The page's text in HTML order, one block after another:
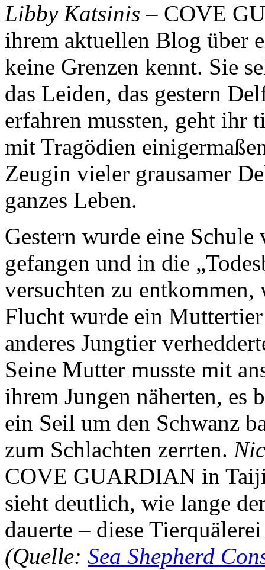
Libby Katsinis – COVE
ihrem aktuellen Blog über
keine Grenzen kennt. Sie
das Leiden, das gestern
erfahren mussten, geht ihr
mit Tragödien
Zeugin vieler grausamer
ganzes Leben.
Gestern wurde eine
gefangen und in die
versuchten zu
Flucht wurde ein
anderes Jungtier
Seine Mutter musste mit
ihrem Jungen näherten, es
ein Seil um den Schwanz
zum Schlachten zerrten.
COVE GUARDIAN in
sieht deutlich, wie lange
dauerte – diese
(Quelle: Sea Shepherd